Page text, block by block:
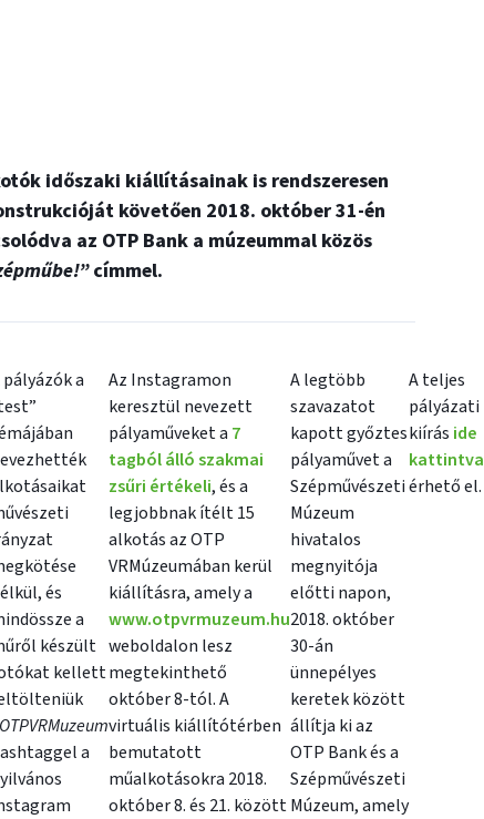
időszaki kiállításainak is rendszeresen
követően 2018. október 31-én
az OTP Bank a múzeummal közös
címmel.
pályázók a
és
a
készült
kellett
a
Az Instagramon
keresztül nevezett
pályaműveket a 7
tagból álló szakmai
zsűri értékeli, és a
legjobbnak ítélt 15
alkotás az OTP
VRMúzeumában kerül
kiállításra, amely a
www.otpvrmuzeum.hu
weboldalon lesz
megtekinthető
október 8-tól. A
virtuális kiállítótérben
bemutatott
műalkotásokra 2018.
október 8. és 21. között
A legtöbb
szavazatot
kapott győztes
pályaművet a
Szépművészeti
Múzeum
hivatalos
megnyitója
előtti napon,
2018. október
30-án
ünnepélyes
keretek között
állítja ki az
OTP Bank és a
Szépművészeti
Múzeum, amely
A teljes
pályázati
kiírás ide
kattintva
érhető el.